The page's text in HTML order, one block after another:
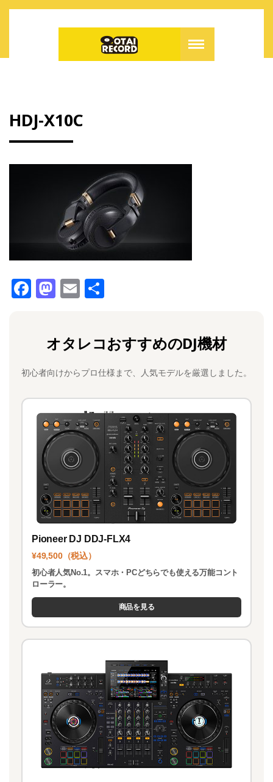
HDJ-X10C
F
b
o
o
k
M
o
d
o
n
E
l
オタレコおすすめのDJ機材
初心者向けからプロ仕様まで、人気モデルを厳選しました。
Pioneer DJ DDJ-FLX4
¥49,500（税込）
初心者人気No.1。スマホ・PCどちらでも使える万能コント
ローラー。
商品を見る